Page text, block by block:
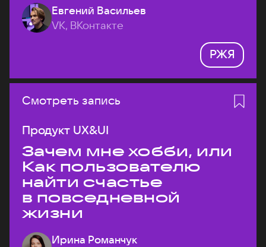
Евгений Васильев
VK, ВКонтакте
РЖЯ
Смотреть запись
Продукт UX&UI
Зачем мне хобби, или
Как пользователю
найти счастье
в повседневной
жизни
Ирина Романчук